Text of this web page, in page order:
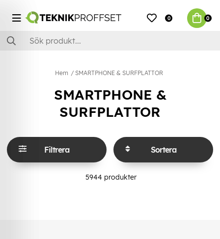
0 0
Hem SMARTPHONE & SURFPLATTOR
SMARTPHONE &
SURFPLATTOR
Filtrera Sortera
5944 produkter